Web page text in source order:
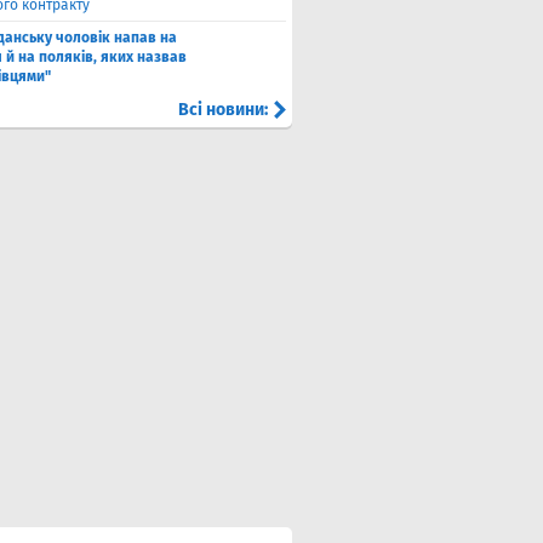
контракту
чоловік напав на
й на поляків, яких назвав
Всі новини: